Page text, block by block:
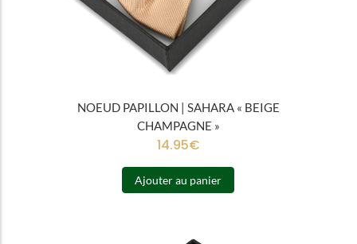
NOEUD PAPILLON | SAHARA « BEIGE
CHAMPAGNE »
14.95€
Ajouter au panier